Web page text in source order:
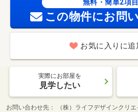
無料・簡単2項目
この物件にお問
お気に入りに追
実際にお部屋を
見学したい
お問い合わせ先
（株）ライフデザインクリ